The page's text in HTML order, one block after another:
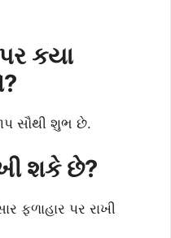
કયા
સૌથી શુભ છે.
શકે છે?
ફળાહાર પર રાખી